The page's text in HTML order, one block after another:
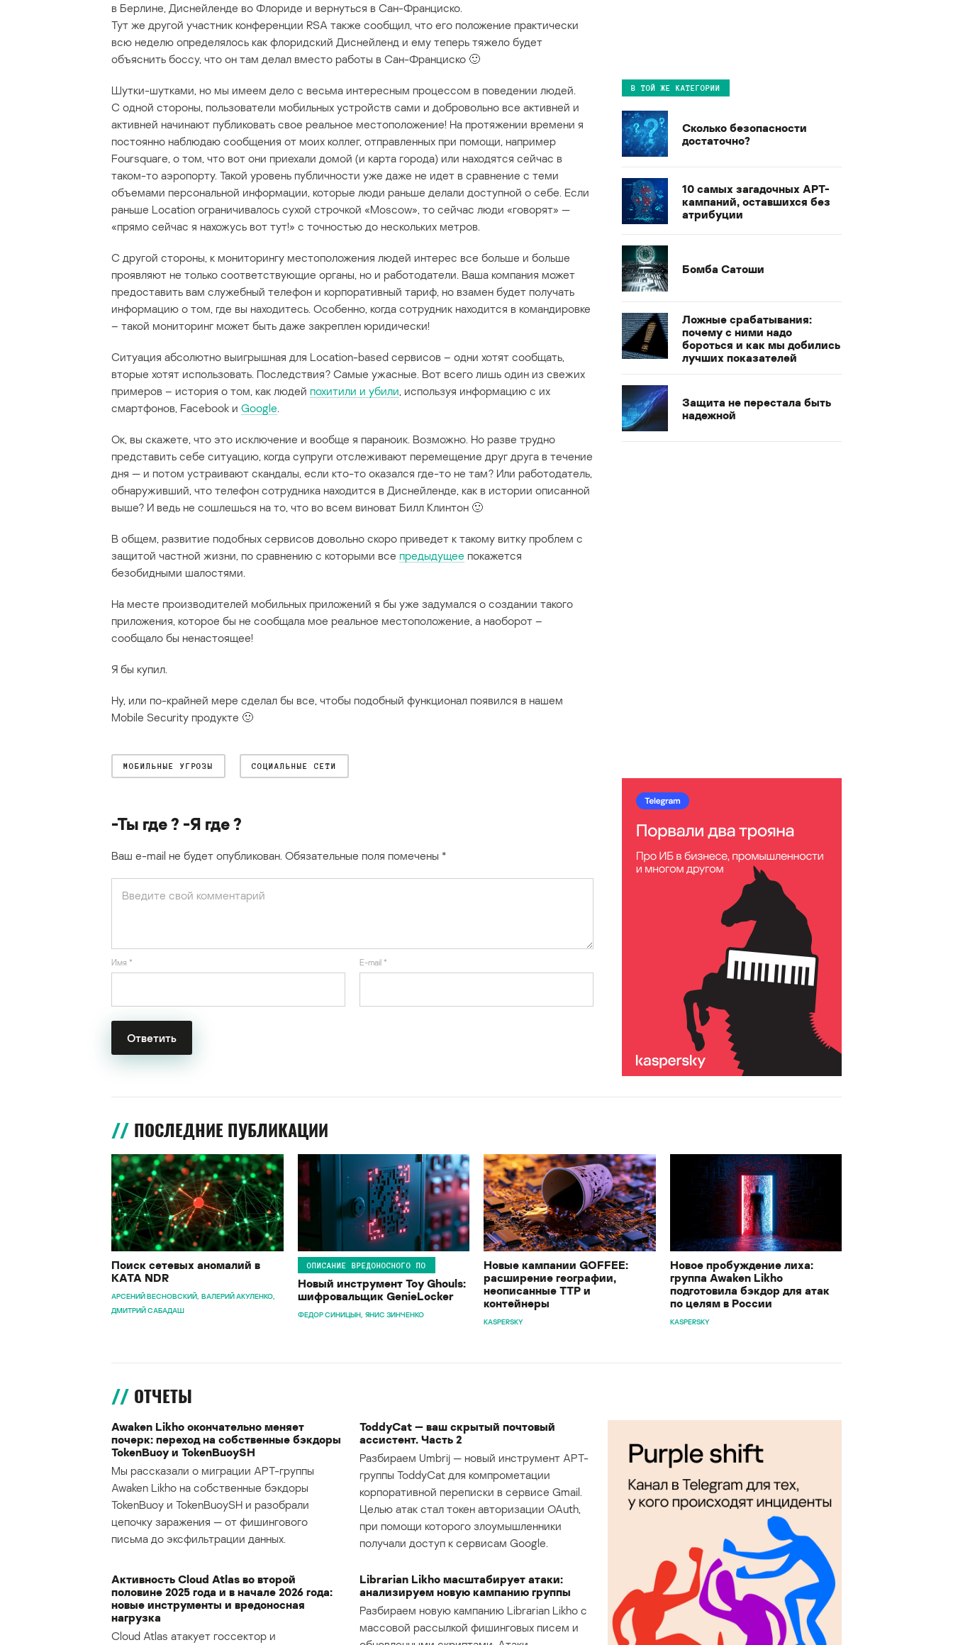
в Берлине, Диснейленде во Флориде и вернуться в Сан-Франциско.
Тут же другой участник конференции RSA также сообщил, что его положение практически
всю неделю определялось как флоридский Диснейленд и ему теперь тяжело будет
объяснить боссу, что он там делал вместо работы в Сан-Франциско 🙂
Шутки-шутками, но мы имеем дело с весьма интересным процессом в поведении людей.
С одной стороны, пользователи мобильных устройств сами и добровольно все активней и
активней начинают публиковать свое реальное местоположение! На протяжении времени я
постоянно наблюдаю сообщения от моих коллег, отправленных при помощи, например
Foursquare, о том, что вот они приехали домой (и карта города) или находятся сейчас в
таком-то аэропорту. Такой уровень публичности уже даже не идет в сравнение с теми
объемами персональной информации, которые люди раньше делали доступной о себе. Если
раньше Location ограничивалось сухой строчкой «Moscow», то сейчас люди «говорят» —
«прямо сейчас я нахожусь вот тут!» с точностью до нескольких метров.
С другой стороны, к мониторингу местоположения людей интерес все больше и больше
проявляют не только соответствующие органы, но и работодатели. Ваша компания может
предоставить вам служебный телефон и корпоративный тариф, но взамен будет получать
информацию о том, где вы находитесь. Особенно, когда сотрудник находится в командировке
– такой мониторинг может быть даже закреплен юридически!
Ситуация абсолютно выигрышная для Location-based сервисов – одни хотят сообщать,
вторые хотят использовать. Последствия? Самые ужасные. Вот всего лишь один из свежих
примеров – история о том, как людей похитили и убили, используя информацию с их
смартфонов, Facebook и Google.
Ок, вы скажете, что это исключение и вообще я параноик. Возможно. Но разве трудно
представить себе ситуацию, когда супруги отслеживают перемещение друг друга в течение
дня — и потом устраивают скандалы, если кто-то оказался где-то не там? Или работодатель,
обнаруживший, что телефон сотрудника находится в Диснейленде, как в истории описанной
выше? И ведь не сошлешься на то, что во всем виноват Билл Клинтон 🙂
В общем, развитие подобных сервисов довольно скоро приведет к такому витку проблем с
защитой частной жизни, по сравнению с которыми все предыдущее покажется
безобидными шалостями.
На месте производителей мобильных приложений я бы уже задумался о создании такого
приложения, которое бы не сообщала мое реальное местоположение, а наоборот –
сообщало бы ненастоящее!
Я бы купил.
Ну, или по-крайней мере сделал бы все, чтобы подобный функционал появился в нашем
Mobile Security продукте 🙂
МОБИЛЬНЫЕ УГРОЗЫ СОЦИАЛЬНЫЕ СЕТИ
-Ты где ? -Я где ?
Ваш e-mail не будет опубликован. Обязательные поля помечены *
Имя * E-mail *
В ТОЙ ЖЕ КАТЕГОРИИ
Сколько безопасности
достаточно?
10 самых загадочных APT-
кампаний, оставшихся без
атрибуции
Бомба Сатоши
Ложные срабатывания:
почему с ними надо
бороться и как мы добились
лучших показателей
Защита не перестала быть
надежной
ПОСЛЕДНИЕ ПУБЛИКАЦИИ
Поиск сетевых аномалий в
KATA NDR
АРСЕНИЙ ВЕСНОВСКИЙ ВАЛЕРИЙ АКУЛЕНКО
ДМИТРИЙ САБАДАШ
ОПИСАНИЕ ВРЕДОНОСНОГО ПО
Новый инструмент Toy Ghouls:
шифровальщик GenieLocker
ФЕДОР СИНИЦЫН ЯНИС ЗИНЧЕНКО
Новые кампании GOFFEE:
расширение географии,
неописанные TTP и
контейнеры
KASPERSKY
Новое пробуждение лиха:
группа Awaken Likho
подготовила бэкдор для атак
по целям в России
KASPERSKY
ОТЧЕТЫ
Awaken Likho окончательно меняет
почерк: переход на собственные бэкдоры
TokenBuoy и TokenBuoySH
Мы рассказали о миграции APT-группы
Awaken Likho на собственные бэкдоры
TokenBuoy и TokenBuoySH и разобрали
цепочку заражения — от фишингового
письма до эксфильтрации данных.
ToddyCat — ваш скрытый почтовый
ассистент. Часть 2
Разбираем Umbrij — новый инструмент APT-
группы ToddyCat для компрометации
корпоративной переписки в сервисе Gmail.
Целью атак стал токен авторизации OAuth,
при помощи которого злоумышленники
получали доступ к сервисам Google.
Активность Cloud Atlas во второй
половине 2025 года и в начале 2026 года:
новые инструменты и вредоносная
нагрузка
Cloud Atlas атакует госсектор и
Librarian Likho масштабирует атаки:
анализируем новую кампанию группы
Разбираем новую кампанию Librarian Likho с
массовой рассылкой фишинговых писем и